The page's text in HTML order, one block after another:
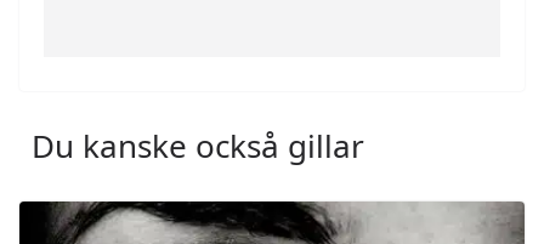
Du kanske också gillar